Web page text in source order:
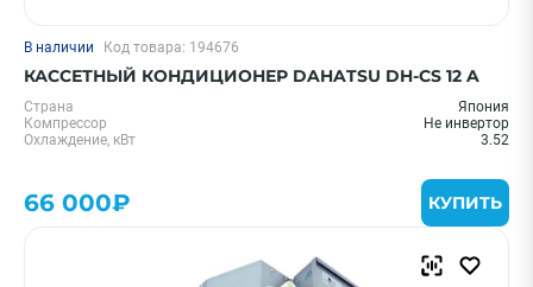
В наличии Код товара: 194676
КАССЕТНЫЙ КОНДИЦИОНЕР DAHATSU DH-CS 12 A
Страна
Япония
Компрессор
Не инвертор
Охлаждение, кВт
3.52
66 000₽ КУПИТЬ